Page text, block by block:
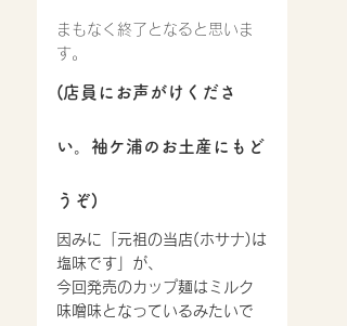
まもなく終了となると思いま
す。
(店員にお声がけくださ
い。袖ケ浦のお土産にもど
うぞ)
因みに「元祖の当店(ホサナ)は
塩味です」が、
今回発売のカップ麺はミルク
味噌味となっているみたいで